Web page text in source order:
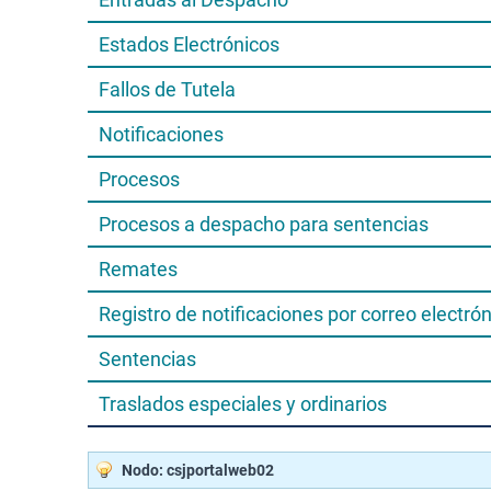
Estados Electrónicos
Fallos de Tutela
Notificaciones
Procesos
Procesos a despacho para sentencias
Remates
Registro de notificaciones por correo
Sentencias
Traslados especiales y ordinarios
Nodo: csjportalweb02